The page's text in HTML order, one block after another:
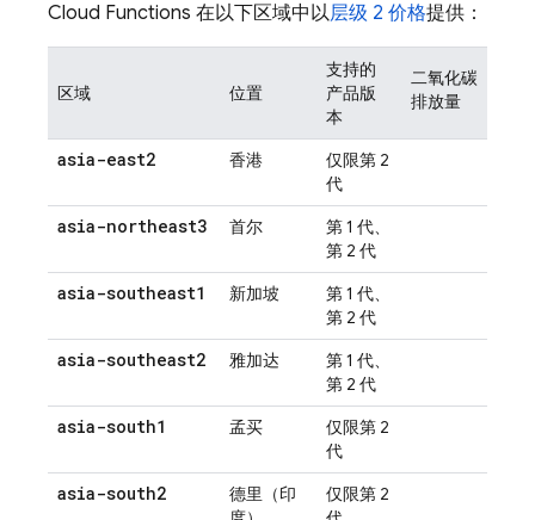
Cloud Functions 在以下区域中以层级 2 价格提供：
区域 位置
支持的
产品版
本
二氧化碳
排放量
asia-east2 香港
仅限第 2
代
asia-northeast3 首尔
第 1 代、
第 2 代
asia-southeast1 新加坡
第 1 代、
第 2 代
asia-southeast2 雅加达
第 1 代、
第 2 代
asia-south1 孟买
仅限第 2
代
asia-south2
德里（印
仅限第 2